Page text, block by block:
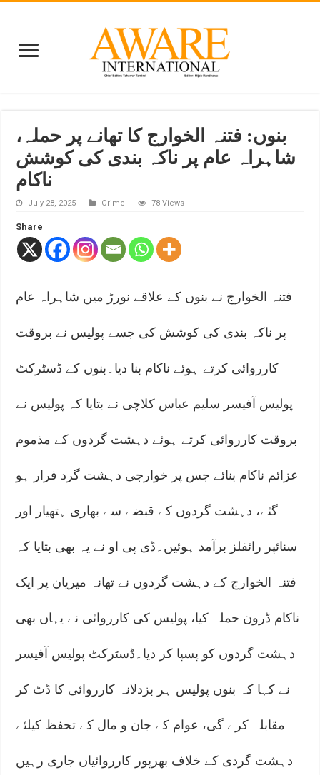
بنوں: فتنہ الخوارج کا تھانے پر حملہ،
شاہراہ عام پر ناکہ بندی کی کوشش
ناکام
July 28, 2025 Crime 78 Views
Share
فتنہ الخوارج نے بنوں کے علاقے نورڑ میں شاہراہ عام
پر ناکہ بندی کی کوشش کی جسے پولیس نے بروقت
کارروائی کرتے ہوئے ناکام بنا دیا۔بنوں کے ڈسٹرکٹ
پولیس آفیسر سلیم عباس کلاچی نے بتایا کہ پولیس نے
بروقت کارروائی کرتے ہوئے دہشت گردوں کے مذموم
عزائم ناکام بنائے جس پر خوارجی دہشت گرد فرار ہو
گئے، دہشت گردوں کے قبضے سے بھاری ہتھیار اور
سنائپر رائفلز برآمد ہوئیں۔ڈی پی او نے یہ بھی بتایا کہ
فتنہ الخوارج کے دہشت گردوں نے تھانہ میریان پر ایک
ناکام ڈرون حملہ کیا، پولیس کی کارروائی نے یہاں بھی
دہشت گردوں کو پسپا کر دیا۔ڈسٹرکٹ پولیس آفیسر
نے کہا کہ بنوں پولیس ہر بزدلانہ کارروائی کا ڈٹ کر
مقابلہ کرے گی، عوام کے جان و مال کے تحفظ کیلئے
دہشت گردی کے خلاف بھرپور کارروائیاں جاری رہیں